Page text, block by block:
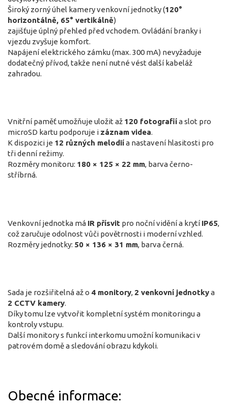
Široký zorný úhel kamery venkovní jednotky (120°
horizontálně, 65° vertikálně)
zajišťuje úplný přehled před vchodem. Ovládání branky i
vjezdu zvyšuje komfort.
Napájení elektrického zámku (max. 300 mA) nevyžaduje
dodatečný přívod, takže není nutné vést další kabeláž
zahradou.
Vnitřní paměť umožňuje uložit až 120 fotografiía slot pro
microSD kartu podporuje i záznam videa.
K dispozici je 12 různých melodiía nastavení hlasitosti pro
tři denní režimy.
Rozměry monitoru: 180 × 125 × 22 mm, barva černo-
stříbrná.
Venkovní jednotka má IR přísvit pro noční vidění a krytí IP65,
což zaručuje odolnost vůči povětrnosti i moderní vzhled.
Rozměry jednotky: 50 × 136 × 31 mm, barva černá.
Sada je rozšiřitelná až o 4 monitory, 2 venkovní jednotkya
2 CCTV kamery.
Díky tomu lze vytvořit kompletní systém monitoringu a
kontroly vstupu.
Další monitory s funkcí interkomu umožní komunikaci v
patrovém domě a sledování obrazu kdykoli.
Obecné informace: